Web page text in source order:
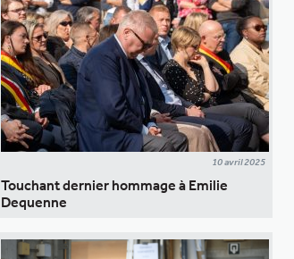
10 avril 2025
Touchant dernier hommage à Emilie
Dequenne